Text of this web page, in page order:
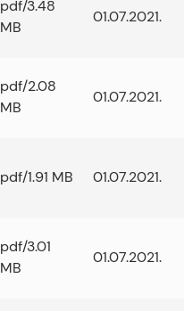
pdf/3.48
MB
01.07.2021.
pdf/2.08
MB
01.07.2021.
pdf/1.91 MB 01.07.2021.
pdf/3.01
MB
01.07.2021.